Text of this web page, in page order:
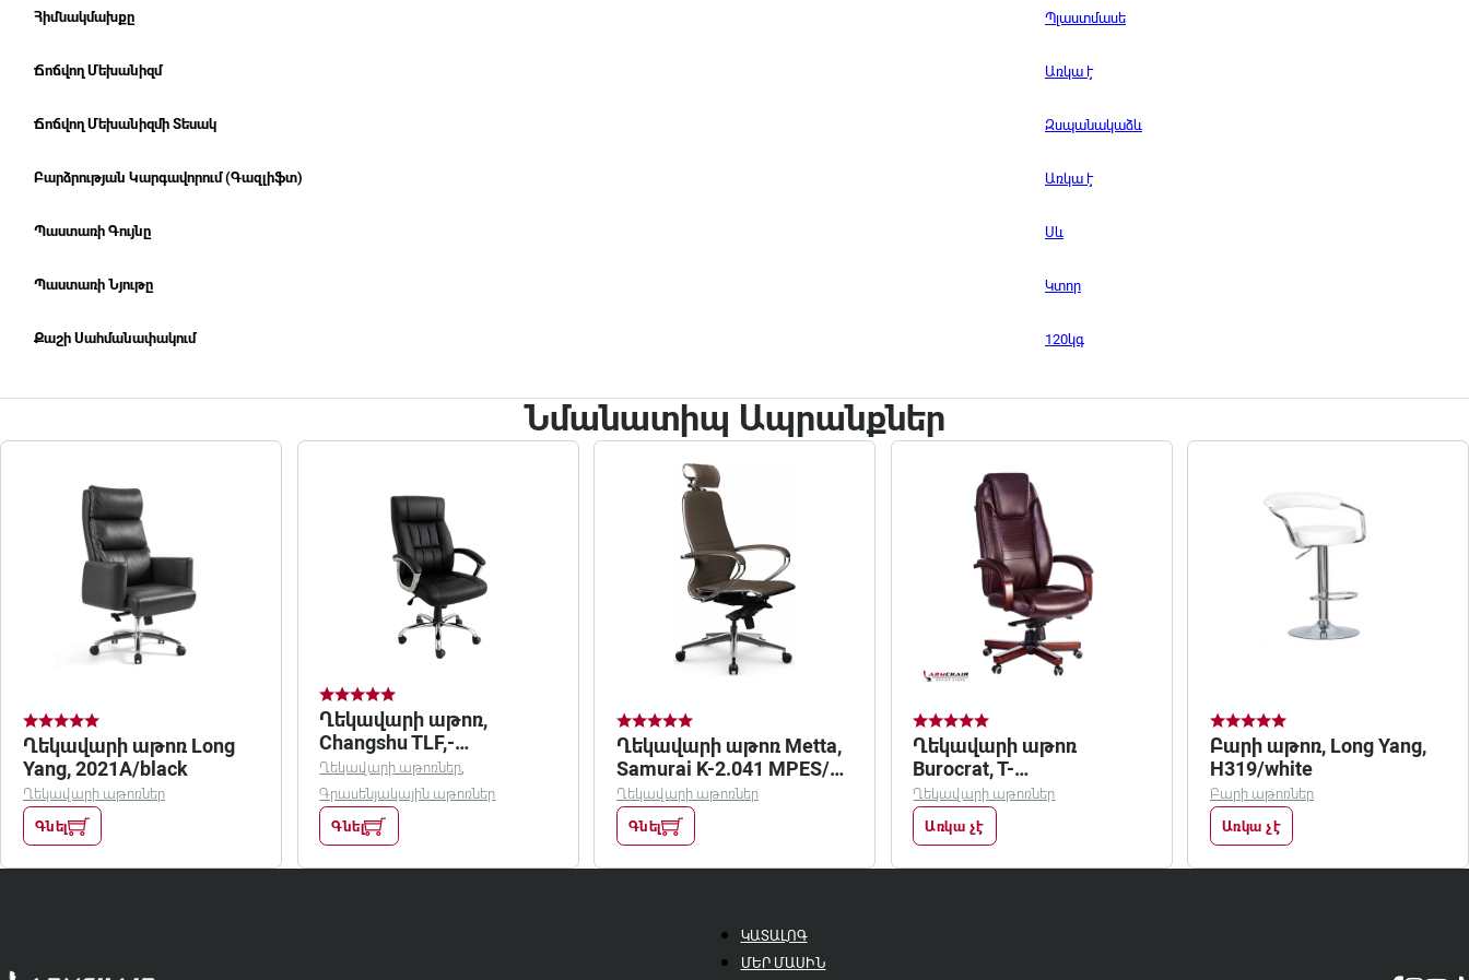
Հիմնակմախքը Պլաստմասե
Ճոճվող Մեխանիզմ Առկա է
Ճոճվող Մեխանիզմի Տեսակ Զսպանակաձև
Բարձրության Կարգավորում (Գազլիֆտ) Առկա է
Պաստառի Գույնը Սև
Պաստառի Նյութը Կտոր
Քաշի Սահմանափակում 120կգ
Նմանատիպ Ապրանքներ
Ղեկավարի աթոռ Long
Yang, 2021A/black
Ղեկավարի աթոռներ
Գնել
Ղեկավարի աթոռ,
Changshu TLF,-
B2017/black
Ղեկավարի աթոռներ
Գրասենյակային աթոռներ
Գնել
Ղեկավարի աթոռ Metta,
Samurai K-2.041 MPES/
շագ.
Ղեկավարի աթոռներ
Գնել
Ղեկավարի աթոռ
Burocrat, T-
9923/Walnut/brown
Ղեկավարի աթոռներ
Առկա չէ
Բարի աթոռ, Long Yang,
H319/white
Բարի աթոռներ
Առկա չէ
ԿԱՏԱԼՈԳ
ՄԵՐ ՄԱՍԻՆ